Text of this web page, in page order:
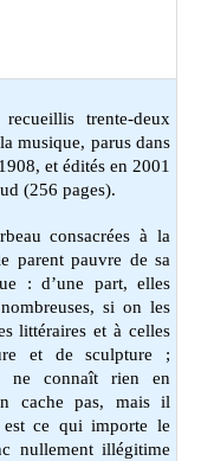
trente-deux
musique, parus dans
et édités en 2001
(256 pages).
consacrées à la
parent pauvre de sa
: d’une part, elles
si on les
littéraires et à celles
et de sculpture ;
ne connaît rien en
cache pas, mais il
ce qui importe le
nullement illégitime